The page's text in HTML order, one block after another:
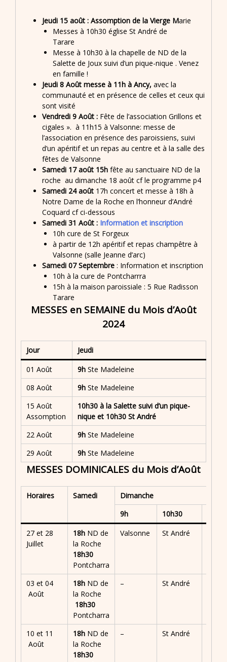
Jeudi 15 août : Assomption de la Vierge Marie
Messes à 10h30 église St André de
Tarare
Messe à 10h30 à la chapelle de ND de la
Salette de Joux suivi d’un pique-nique . Venez
en famille !
Jeudi 8 Août messe à 11h à Ancy, avec la
communauté et en présence de celles et ceux qui
sont visité
Vendredi 9 Août : Fête de l’association Grillons et
cigales ». à 11h15 à Valsonne: messe de
l’association en présence des paroissiens, suivi
d’un apéritif et un repas au centre et à la salle des
fêtes de Valsonne
Samedi 17 août 15h fête au sanctuaire ND de la
roche au dimanche 18 août cf le programme p4
Samedi 24 août 17h concert et messe à 18h à
Notre Dame de la Roche en l’honneur d’André
Coquard cf ci-dessous
Samedi 31 Août : Information et inscription
10h cure de St Forgeux
à partir de 12h apéritif et repas champêtre à
Valsonne (salle Jeanne d’arc)
Samedi 07 Septembre : Information et inscription
10h à la cure de Pontcharrra
15h à la maison paroissiale : 5 Rue Radisson
Tarare
MESSES en SEMAINE du Mois d’Août
2024
Jour
Jeudi
01 Août
9h Ste Madeleine
08 Août
9h Ste Madeleine
15 Août
Assomption
10h30 à la Salette suivi d’un pique-
nique et 10h30 St André
22 Août
9h Ste Madeleine
29 Août
9h Ste Madeleine
MESSES DOMINICALES du Mois d’Août
Horaires Samedi
Dimanche
9h
10h30
27 et 28
Juillet
18h ND de
la Roche
18h30
Pontcharra
Valsonne St André
03 et 04
Août
18h ND de
la Roche
18h30
Pontcharra
– St André
10 et 11
Août
18h ND de
la Roche
18h30
– St André